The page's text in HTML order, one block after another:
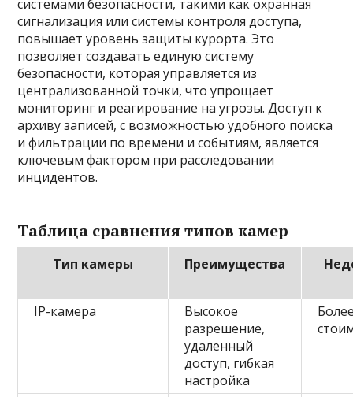
системами безопасности, такими как охранная
сигнализация или системы контроля доступа,
повышает уровень защиты курорта. Это
позволяет создавать единую систему
безопасности, которая управляется из
централизованной точки, что упрощает
мониторинг и реагирование на угрозы. Доступ к
архиву записей, с возможностью удобного поиска
и фильтрации по времени и событиям, является
ключевым фактором при расследовании
инцидентов.
Таблица сравнения типов камер
Тип камеры Преимущества
IP-камера
Высокое
разрешение,
удаленный
доступ, гибкая
настройка